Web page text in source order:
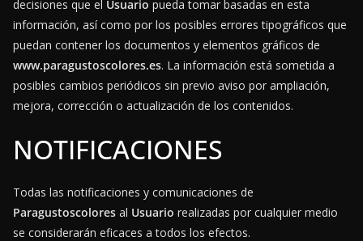
decisiones que el Usuario pueda tomar basadas en esta
información, así como por los posibles errores tipográficos que
puedan contener los documentos y elementos gráficos de
www.paragustoscolores.es. La información está sometida a
posibles cambios periódicos sin previo aviso por ampliación,
mejora, corrección o actualización de los contenidos.
NOTIFICACIONES
Todas las notificaciones y comunicaciones de
Paragustoscolores al Usuario realizadas por cualquier medio
se considerarán eficaces a todos los efectos.